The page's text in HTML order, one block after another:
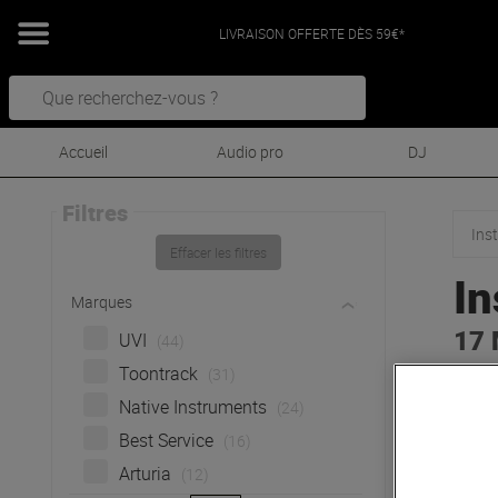
LIVRAISON OFFERTE DÈS 59€*
Accueil Audio pro DJ
Filtres
Effacer les filtres
Marques
UVI (44)
Toontrack (31)
Native Instruments (24)
Best Service (16)
Arturia (12)
17
et